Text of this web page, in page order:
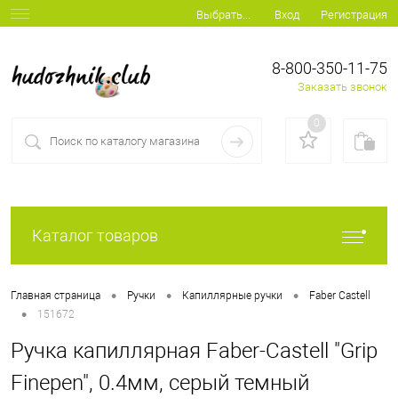
Выбрать... Вход Регистрация
8-800-350-11-75
Заказать звонок
0
Каталог товаров
Главная страница • Ручки • Капиллярные ручки • Faber Castell
• 151672
Ручка капиллярная Faber-Castell "Grip
Finepen", 0.4мм, серый темный